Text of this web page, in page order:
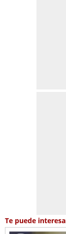
Te puede